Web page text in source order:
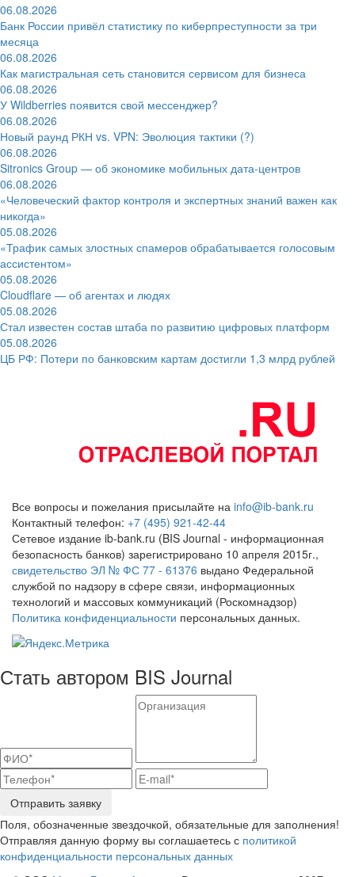
06.08.2026
Банк России привёл статистику по киберпреступности за три
месяца
06.08.2026
Как магистральная сеть становится сервисом для бизнеса
06.08.2026
У Wildberries появится свой мессенджер?
06.08.2026
Новый раунд РКН vs. VPN: Эволюция тактики (?)
06.08.2026
Sitronics Group — об экономике мобильных дата-центров
06.08.2026
«Человеческий фактор контроля и экспертных знаний важен как
никогда»
05.08.2026
«Трафик самых злостных спамеров обрабатывается голосовым
ассистентом»
05.08.2026
Cloudflare — об агентах и людях
05.08.2026
Стал известен состав штаба по развитию цифровых платформ
05.08.2026
ЦБ РФ: Потери по банковским картам достигли 1,3 млрд рублей
Все вопросы и пожелания присылайте на info@ib-bank.ru
Контактный телефон: +7 (495) 921-42-44
Сетевое издание ib-bank.ru (BIS Journal - информационная
безопасность банков) зарегистрировано 10 апреля 2015г.,
свидетельство ЭЛ № ФС 77 - 61376 выдано Федеральной
службой по надзору в сфере связи, информационных
технологий и массовых коммуникаций (Роскомнадзор)
Политика конфиденциальности персональных данных.
Стать автором BIS Journal
Отправить заявку
Поля, обозначенные звездочкой, обязательные для заполнения!
Отправляя данную форму вы соглашаетесь с политикой
конфиденциальности персональных данных